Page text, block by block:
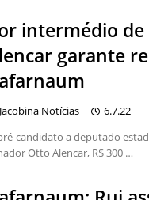
intermédio
garante
Jacobina Notícias
6.7.22
candidato a deputado
Otto Alencar, R$ 300 …